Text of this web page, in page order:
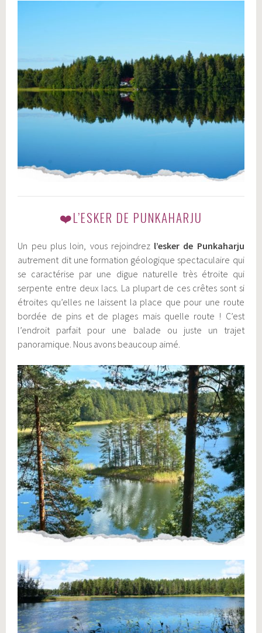
❤️L’ESKER DE PUNKAHARJU
Un peu plus loin, vous rejoindrezl’esker de Punkaharju
autrement dit une formation géologique spectaculaire qui
se caractérise par une digue naturelle très étroite qui
serpente entre deux lacs. La plupart de ces crêtes sont si
étroites qu’elles ne laissent la place que pour une route
bordée de pins et de plages mais quelle route ! C’est
l’endroit parfait pour une balade ou juste un trajet
panoramique. Nous avons beaucoup aimé.